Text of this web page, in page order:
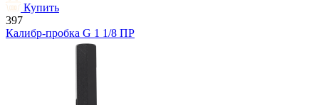
Купить
397
Калибр-пробка G 1 1/8 ПР